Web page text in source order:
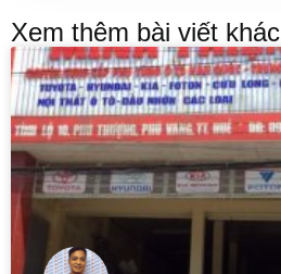
Xem thêm bài viết khác